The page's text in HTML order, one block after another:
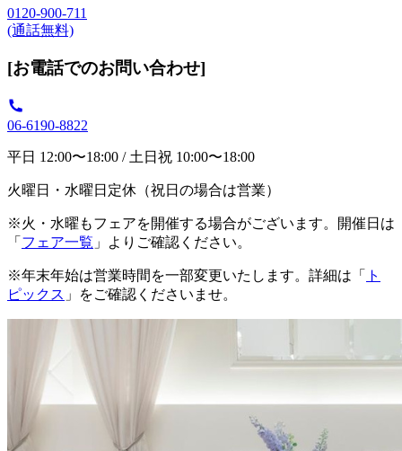
0120-900-711
(通話無料)
[お電話でのお問い合わせ]
06-6190-8822
平日 12:00〜18:00 / 土日祝 10:00〜18:00
火曜日・水曜日定休（祝日の場合は営業）
※火・水曜もフェアを開催する場合がございます。開催日は
「 フェア一覧 」よりご確認ください。
※年末年始は営業時間を一部変更いたします。詳細は「
ト
ピックス 」をご確認くださいませ。